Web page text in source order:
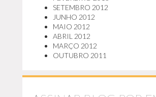
SETEMBRO 2012
JUNHO 2012
MAIO 2012
ABRIL 2012
MARÇO 2012
OUTUBRO 2011